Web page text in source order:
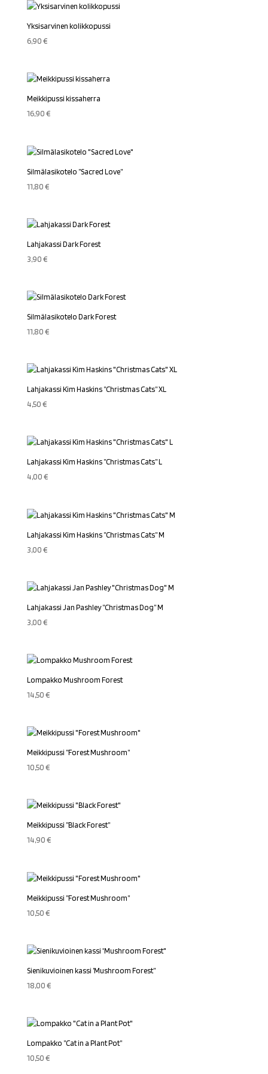
Yksisarvinen kolikkopussi
6,90€
Meikkipussi kissaherra
16,90€
Silmälasikotelo ”Sacred Love”
11,80€
Lahjakassi Dark Forest
3,90€
Silmälasikotelo Dark Forest
11,80€
Lahjakassi Kim Haskins ”Christmas Cats” XL
4,50€
Lahjakassi Kim Haskins ”Christmas Cats” L
4,00€
Lahjakassi Kim Haskins ”Christmas Cats” M
3,00€
Lahjakassi Jan Pashley ”Christmas Dog” M
3,00€
Lompakko Mushroom Forest
14,50€
Meikkipussi ”Forest Mushroom”
10,50€
Meikkipussi ”Black Forest”
14,90€
Meikkipussi ”Forest Mushroom”
10,50€
Sienikuvioinen kassi ’Mushroom Forest”
18,00€
Lompakko ”Cat in a Plant Pot”
10,50€